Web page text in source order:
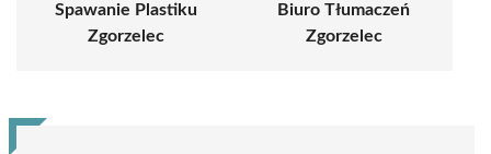
Spawanie Plastiku
Zgorzelec
Biuro Tłumaczeń
Zgorzelec